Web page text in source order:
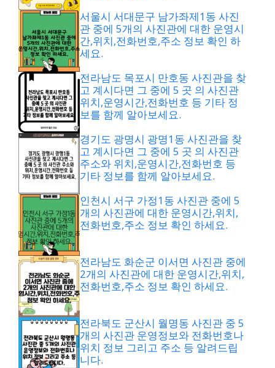
서울시 서대문구 남가좌제1동 사진
관 중에 5개의 사진관에 대한 운영시
간,위치,전화번호,주소 정보 확인 하
세요.
전라남도 목포시 만호동 사진관을 찾
고 계시다면 그 중에 5 곳 의 사진관
위치,운영시간,전화번호 등 기타 정
보를 함께 알아보세요.
경기도 광명시 광명1동 사진관을 찾
고 계시다면 그 중에 5 곳 의 사진관
주소와 위치,운영시간,전화번호 등
기타 정보를 함께 알아보세요.
인천시 서구 가정1동 사진관 중에 5
개의 사진관에 대한 운영시간,위치,
전화번호,주소 정보 확인 하세요.
전라남도 화순군 이서면 사진관 중에
2개의 사진관에 대한 운영시간,위치,
전화번호,주소 정보 확인 하세요.
전라북도 군산시 월명동 사진관 중 5
개의 사진관 운영정보와 전화번호나
위치 정보 그리고 주소 등 알려드립
니다.